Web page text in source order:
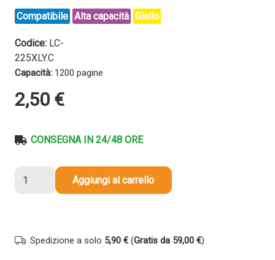
Compatibile Alta capacità Giallo
Codice: LC-
225XLY.C
Capacità: 1200 pagine
2,50 €
CONSEGNA IN 24/48 ORE
compatibile
GIALLO
Aggiungi al carrello
Spedizione a solo 5,90 € (Gratis da 59,00 €)